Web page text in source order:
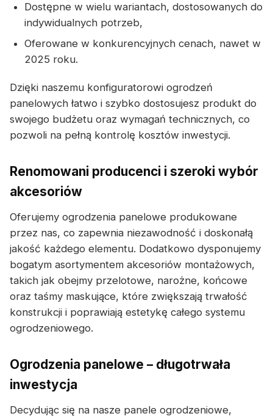
Dostępne w wielu wariantach, dostosowanych do
indywidualnych potrzeb,
Oferowane w konkurencyjnych cenach, nawet w
2025 roku.
Dzięki naszemu konfiguratorowi ogrodzeń
panelowych łatwo i szybko dostosujesz produkt do
swojego budżetu oraz wymagań technicznych, co
pozwoli na pełną kontrolę kosztów inwestycji.
Renomowani producenci i szeroki wybór
akcesoriów
Oferujemy ogrodzenia panelowe produkowane
przez nas, co zapewnia niezawodność i doskonałą
jakość każdego elementu. Dodatkowo dysponujemy
bogatym asortymentem akcesoriów montażowych,
takich jak obejmy przelotowe, narożne, końcowe
oraz taśmy maskujące, które zwiększają trwałość
konstrukcji i poprawiają estetykę całego systemu
ogrodzeniowego.
Ogrodzenia panelowe – długotrwała
inwestycja
Decydując się na nasze panele ogrodzeniowe,